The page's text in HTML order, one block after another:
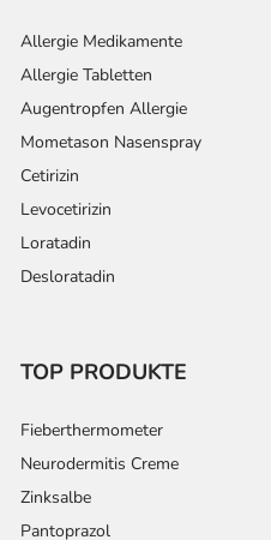
Allergie Medikamente
Allergie Tabletten
Augentropfen Allergie
Mometason Nasenspray
Cetirizin
Levocetirizin
Loratadin
Desloratadin
TOP PRODUKTE
Fieberthermometer
Neurodermitis Creme
Zinksalbe
Pantoprazol